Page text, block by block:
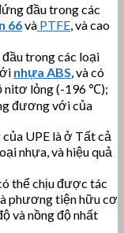
đầu trong các
66và PTFE , và cao
trong các loại
nhựa ABS , và có
nitơ lỏng (-196 ℃);
đương với của
UPE là ở Tất cả
nhựa, và hiệu quả
thể chịu được tác
phương tiện hữu cơ
và nồng độ nhất